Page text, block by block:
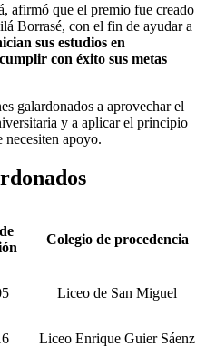
afirmó que el premio fue creado
Borrasé, con el fin de ayudar a
sus estudios en
con éxito sus metas
galardonados a aprovechar el
y a aplicar el principio
necesiten apoyo.
Colegio de procedencia
Liceo de San Miguel
Liceo Enrique Guier Sáenz